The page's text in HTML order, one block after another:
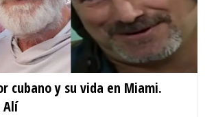
cubano y su vida en Miami.
Alí